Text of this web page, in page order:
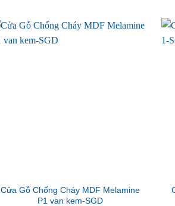
Cửa Gỗ Chống Cháy MDF Melamine
P1 van kem-SGD